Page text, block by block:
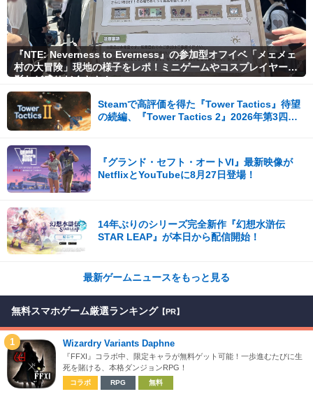
『NTE: Neverness to Everness』の参加型オフイベ「メェメェ
村の大冒険」現地の様子をレポ！ミニゲームやコスプレイヤー撮
影など盛りだくさん！
Steamで高評価を得た『Tower Tactics』待望
の続編、『Tower Tactics 2』2026年第3四半
『グランド・セフト・オートVI』最新映像が
NetflixとYouTubeに8月27日登場！
14年ぶりのシリーズ完全新作『幻想水滸伝
STAR LEAP』が本日から配信開始！
最新ゲームニュースをもっと見る
無料スマホゲーム厳選ランキング 【PR】
1 Wizardry Variants Daphne
『FFXI』コラボ中、限定キャラが無料ゲット可能！一歩進むたびに生
死を賭ける、本格ダンジョンRPG！
コラボ RPG 無料